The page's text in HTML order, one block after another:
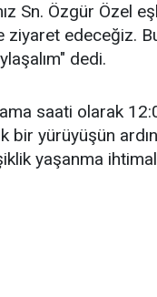
Sn. Özgür Özel
ziyaret edeceğiz.
dedi.
saati olarak
bir yürüyüşün
yaşanma